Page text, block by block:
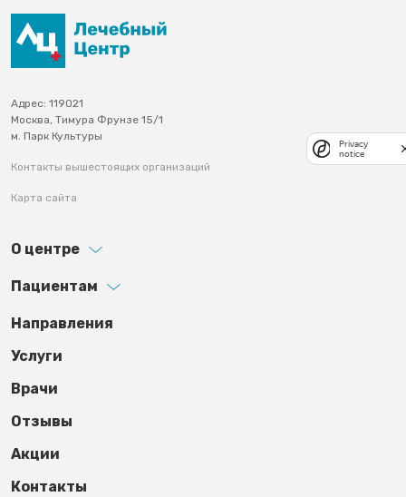
Адрес: 119021
Москва, Тимура Фрунзе 15/1
м. Парк Культуры
Контакты вышестоящих организаций
Карта сайта
О центре
Пациентам
Footer third
Направления
Услуги
Врачи
Отзывы
Акции
Контакты
Privacy
notice